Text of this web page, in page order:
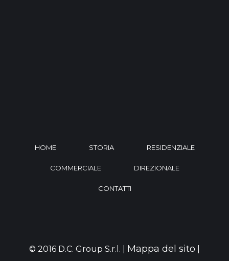
HOME STORIA RESIDENZIALE
COMMERCIALE DIREZIONALE
CONTATTI
© 2016 D.C. Group S.r.l. | Mappa del sito